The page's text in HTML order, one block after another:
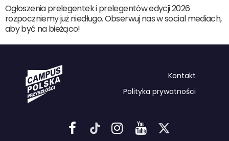
Ogłoszenia prelegentek i prelegentów edycji 2026
rozpoczniemy już niedługo. Obserwuj nas w social mediach,
aby być na bieżąco!
Kontakt
Polityka prywatności